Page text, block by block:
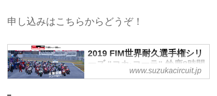
申し込みはこちらからどうぞ！
2019 FIM世界耐久選手権シリ
ーズ "コカ·コーラ" 鈴鹿8時間
耐久ロードレースwww.suzukacircuit.jp